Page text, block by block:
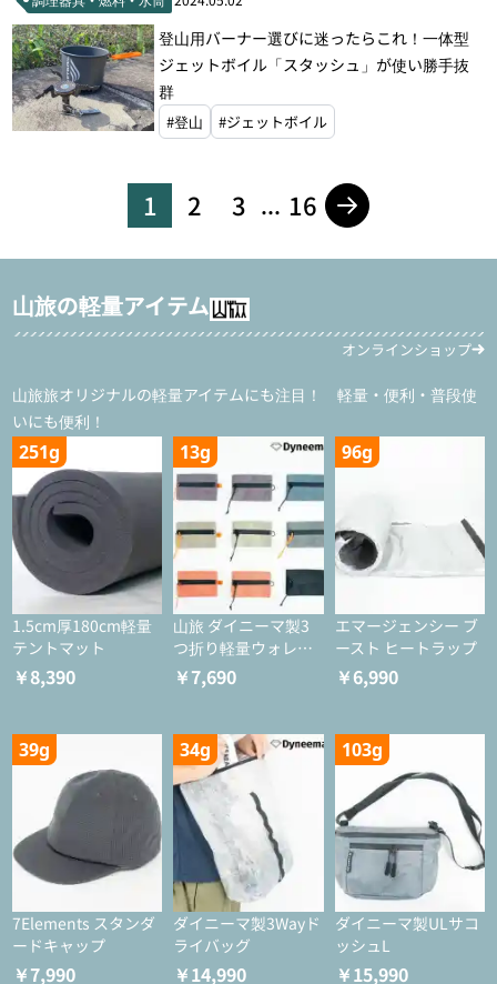
登山用バーナー選びに迷ったらこれ！一体型
ジェットボイル「スタッシュ」が使い勝手抜
群
#登山 #ジェットボイル
1 2 3 ... 16
山旅の軽量アイテム
オンラインショップ
山旅旅オリジナルの軽量アイテムにも注目！ 軽量・便利・普段使
いにも便利！
251g
1.5cm厚180cm軽量
テントマット
￥8,390
13g
山旅 ダイニーマ製3
つ折り軽量ウォレッ
ト
￥7,690
96g
エマージェンシー ブ
ースト ヒートラップ
￥6,990
39g
7Elements スタンダ
ードキャップ
￥7,990
34g
ダイニーマ製3Wayド
ライバッグ
￥14,990
103g
ダイニーマ製ULサコ
ッシュL
￥15,990